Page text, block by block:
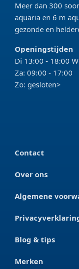
Meer dan 300
aquaria en 6 m
gezonde en
Openingstijden
Di 13:00 - 18:00
Za: 09:00 - 17:00
Zo: gesloten>
Contact
Over ons
Algemene
Blog & tips
Merken